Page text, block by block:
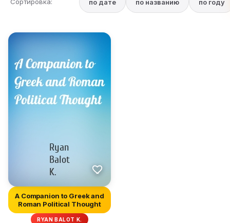
по дате по названию по году
A Companion to Greek and
Roman Political Thought
RYAN BALOT K.